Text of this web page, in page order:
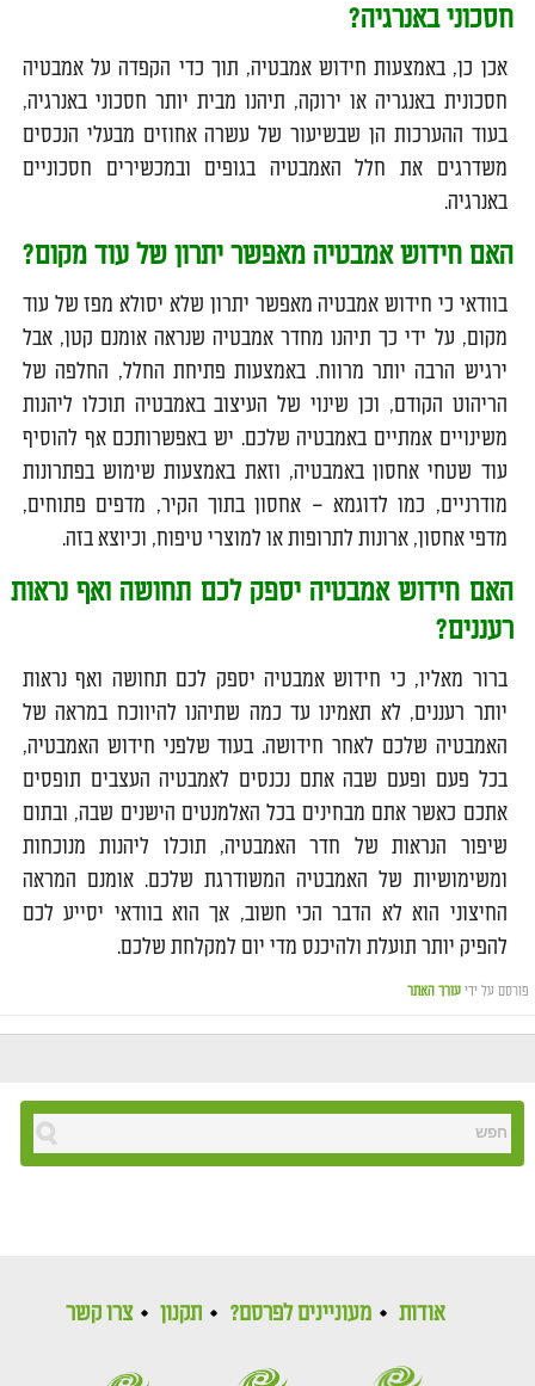
חסכוני באנרגיה?
אכן כן, באמצעות חידוש אמבטיה, תוך כדי הקפדה על אמבטיה
חסכונית באנגריה או ירוקה, תיהנו מבית יותר חסכוני באנרגיה,
בעוד ההערכות הן שבשיעור של עשרה אחוזים מבעלי הנכסים
משדרגים את חלל האמבטיה בגופים ובמכשירים חסכוניים
באנרגיה.
האם חידוש אמבטיה מאפשר יתרון של עוד מקום?
בוודאי כי חידוש אמבטיה מאפשר יתרון שלא יסולא מפז של עוד
מקום, על ידי כך תיהנו מחדר אמבטיה שנראה אומנם קטן, אבל
ירגיש הרבה יותר מרווח. באמצעות פתיחת החלל, החלפה של
הריהוט הקודם, וכן שינוי של העיצוב באמבטיה תוכלו ליהנות
משינויים אמתיים באמבטיה שלכם. יש באפשרותכם אף להוסיף
עוד שטחי אחסון באמבטיה, וזאת באמצעות שימוש בפתרונות
מודרניים, כמו לדוגמא – אחסון בתוך הקיר, מדפים פתוחים,
מדפי אחסון, ארונות לתרופות או למוצרי טיפוח, וכיוצא בזה.
האם חידוש אמבטיה יספק לכם תחושה ואף נראות
רעננים?
ברור מאליו, כי חידוש אמבטיה יספק לכם תחושה ואף נראות
יותר רעננים, לא תאמינו עד כמה שתיהנו להיווכח במראה של
האמבטיה שלכם לאחר חידושה. בעוד שלפני חידוש האמבטיה,
בכל פעם ופעם שבה אתם נכנסים לאמבטיה העצבים תופסים
אתכם כאשר אתם מבחינים בכל האלמנטים הישנים שבה, ובתום
שיפור הנראות של חדר האמבטיה, תוכלו ליהנות מנוכחות
ומשימושיות של האמבטיה המשודרגת שלכם. אומנם המראה
החיצוני הוא לא הדבר הכי חשוב, אך הוא בוודאי יסייע לכם
להפיק יותר תועלת ולהיכנס מדי יום למקלחת שלכם.
פורסם על ידי עורך האתר
אודות מעוניינים לפרסם? תקנון צרו קשר